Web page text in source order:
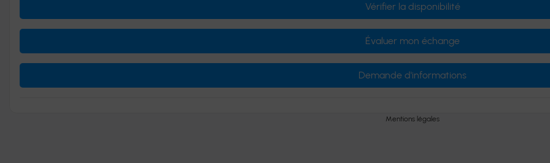
Vérifier la disponibilité
Évaluer mon échange
Demande d'informations
Mentions légales